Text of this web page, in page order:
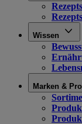
Wissen
Marken &